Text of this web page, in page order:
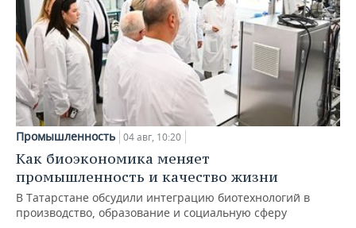
Промышленность 04 авг, 10:20
Как биоэкономика меняет
промышленность и качество жизни
В Татарстане обсудили интеграцию биотехнологий в
производство, образование и социальную сферу